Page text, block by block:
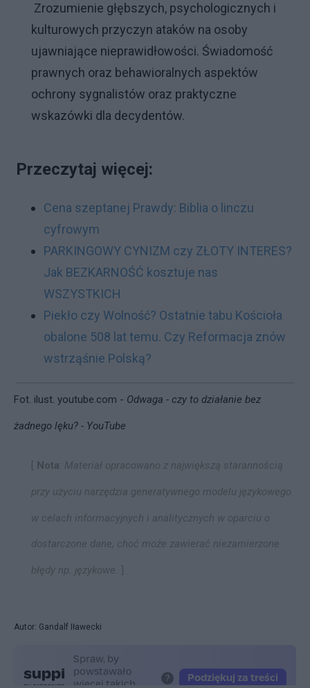
Zrozumienie głębszych, psychologicznych i
kulturowych przyczyn ataków na osoby
ujawniające nieprawidłowości. Świadomość
prawnych oraz behawioralnych aspektów
ochrony sygnalistów oraz praktyczne
wskazówki dla decydentów.
Przeczytaj więcej:
Cena szeptanej Prawdy: Biblia o linczu
cyfrowym
PARKINGOWY CYNIZM czy ZŁOTY INTERES?
Jak BEZKARNOŚĆ kosztuje nas
WSZYSTKICH
Piekło czy Wolność? Ostatnie tabu Kościoła
obalone 508 lat temu. Czy Reformacja znów
wstrząśnie Polską?
Fot. ilust. youtube.com - Odwaga - czy to działanie bez
żadnego lęku? - YouTube
Nota: Materiał opracowano z największą starannością
przy użyciu narzędzia generatywnego modelu językowego
w celach informacyjnych i analitycznych w oparciu o
dostarczone dane, choć może zawierać niezamierzone
błędy np. językowe.
Autor: Gandalf Iławecki